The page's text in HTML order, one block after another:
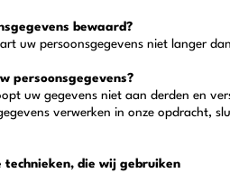
bewaard?
uw persoonsgegevens niet langer
persoonsgegevens?
uw gegevens niet aan derden en
verwerken in onze opdracht,
die wij gebruiken